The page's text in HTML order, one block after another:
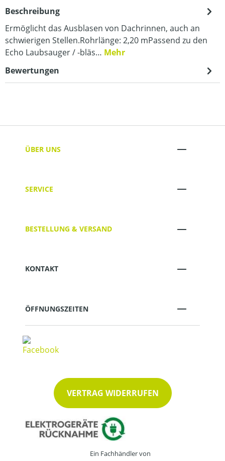
Beschreibung
Ermöglicht das Ausblasen von Dachrinnen, auch an
schwierigen Stellen.Rohrlänge: 2,20 mPassend zu den
Echo Laubsauger / -bläs… Mehr
Bewertungen
ÜBER UNS
SERVICE
BESTELLUNG & VERSAND
KONTAKT
ÖFFNUNGSZEITEN
VERTRAG WIDERRUFEN
Ein Fachhändler von